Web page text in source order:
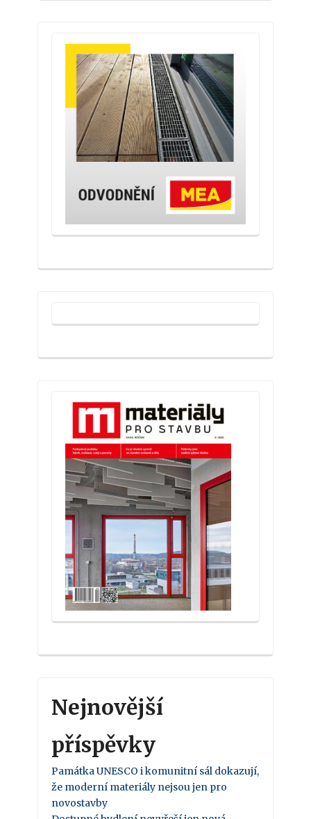
Nejnovější
příspěvky
Památka UNESCO i komunitní sál dokazují,
že moderní materiály nejsou jen pro
novostavby